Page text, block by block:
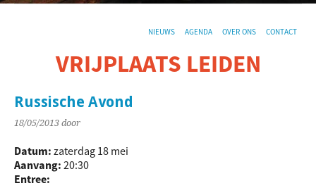
NIEUWS AGENDA OVER ONS CONTACT
VRIJPLAATS LEIDEN
Russische Avond
18/05/2013 door
Datum: zaterdag 18 mei
Aanvang: 20:30
Entree: